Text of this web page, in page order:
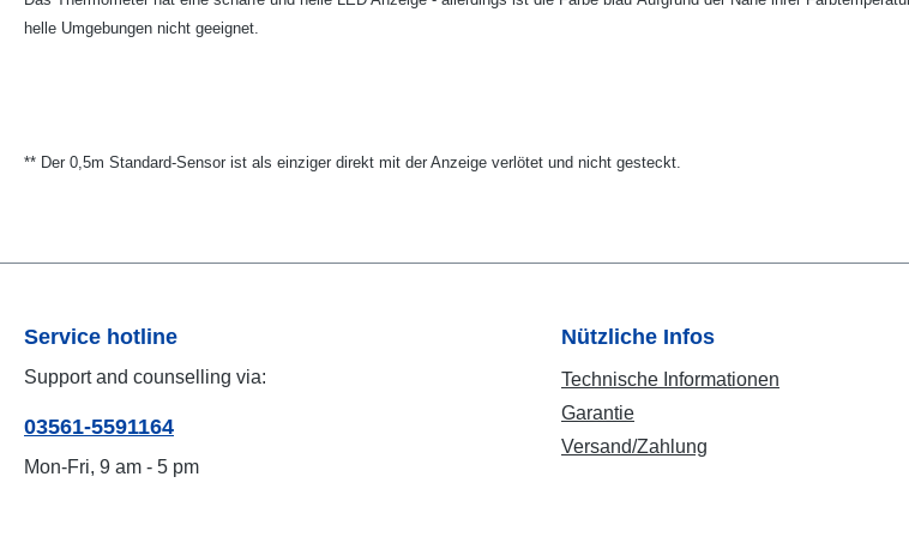
helle Umgebungen nicht geeignet.
** Der 0,5m Standard-Sensor ist als einziger direkt mit der Anzeige verlötet und nicht gesteckt.
Service hotline
Support and counselling via:
03561-5591164
Mon-Fri, 9 am - 5 pm
Nützliche Infos
Technische Informationen
Garantie
Versand/Zahlung